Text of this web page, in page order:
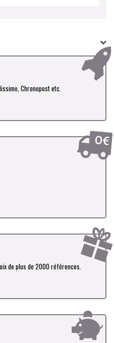
Chronopost etc.
de plus de 2000 références.